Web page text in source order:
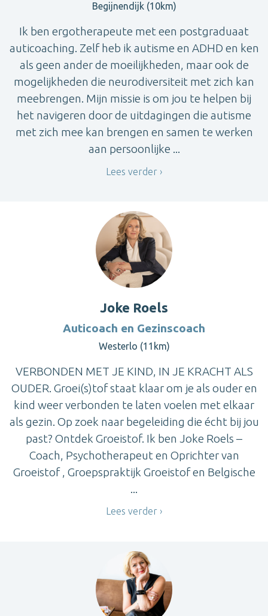
Begijnendijk (10km)
Ik ben ergotherapeute met een postgraduaat
auticoaching. Zelf heb ik autisme en ADHD en ken
als geen ander de moeilijkheden, maar ook de
mogelijkheden die neurodiversiteit met zich kan
meebrengen. Mijn missie is om jou te helpen bij
het navigeren door de uitdagingen die autisme
met zich mee kan brengen en samen te werken
aan persoonlijke ...
Lees verder
Joke Roels
Auticoach en Gezinscoach
Westerlo (11km)
VERBONDEN MET JE KIND, IN JE KRACHT ALS
OUDER. Groei(s)tof staat klaar om je als ouder en
kind weer verbonden te laten voelen met elkaar
als gezin. Op zoek naar begeleiding die écht bij jou
past? Ontdek Groeistof. Ik ben Joke Roels –
Coach, Psychotherapeut en Oprichter van
Groeistof , Groepspraktijk Groeistof en Belgische
...
Lees verder